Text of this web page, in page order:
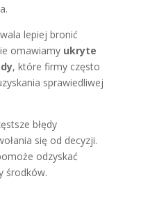
lepiej bronić
omawiamy ukryte
, które firmy często
sprawiedliwej
błędy
się od decyzji.
odzyskać
środków.